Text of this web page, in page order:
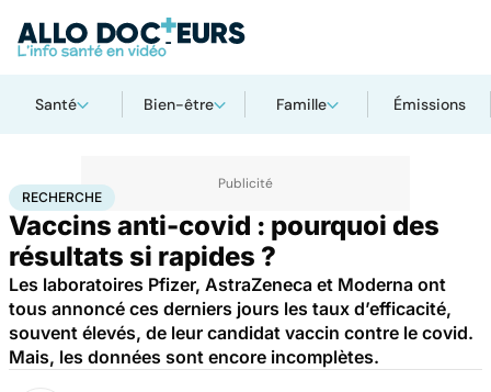
Santé Bien-être Famille Émissions
AccueilSantéMédicaments Recherche
RECHERCHE
Vaccins anti-covid : pourquoi des
résultats si rapides ?
Les laboratoires Pfizer, AstraZeneca et Moderna ont
tous annoncé ces derniers jours les taux d’efficacité,
souvent élevés, de leur candidat vaccin contre le covid.
Mais, les données sont encore incomplètes.